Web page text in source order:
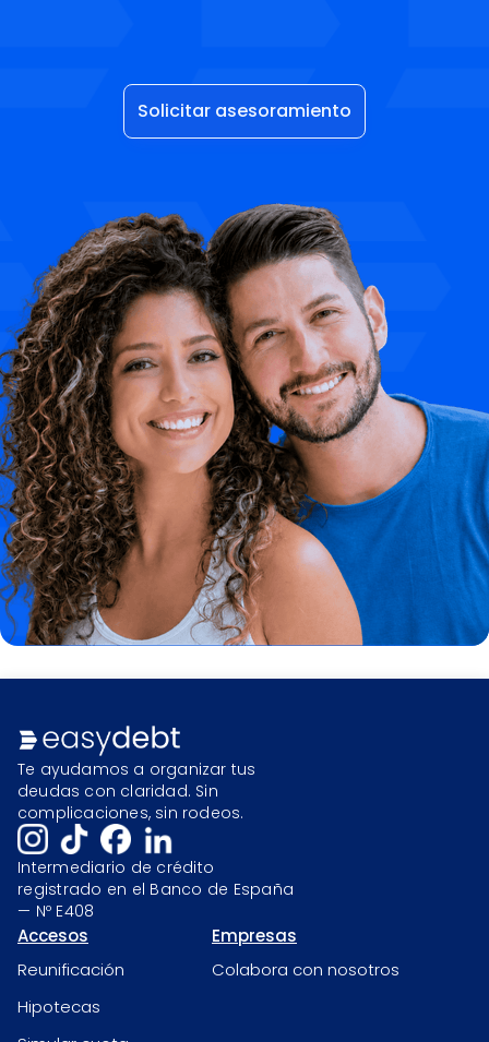
Solicitar asesoramiento
Te ayudamos a organizar tus
deudas con claridad. Sin
complicaciones, sin rodeos.
Intermediario de crédito
registrado en el Banco de España
— Nº E408
Accesos
Reunificación
Hipotecas
Empresas
Colabora con nosotros